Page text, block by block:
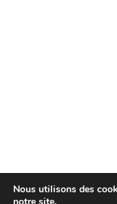
Nous utilisons des